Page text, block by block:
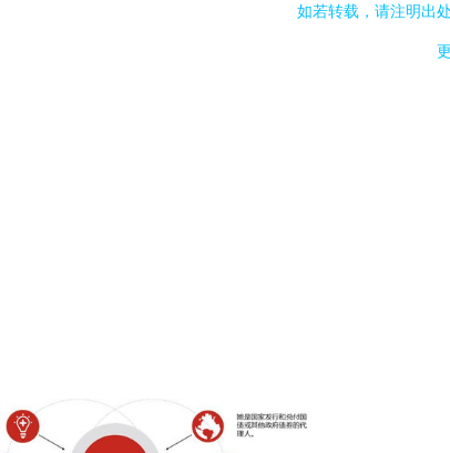
如若转载，请注明出